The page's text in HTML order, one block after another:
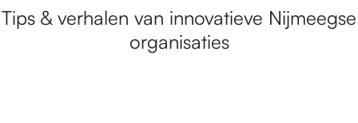
Tips & verhalen van innovatieve Nijmeegse
organisaties